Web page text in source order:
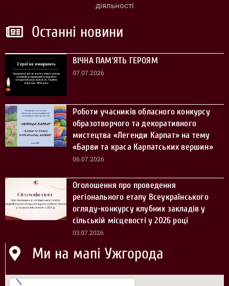
діяльності
Останні новини
ВІЧНА ПАМ’ЯТЬ ГЕРОЯМ
07.07.2026
Роботи учасників обласного конкурсу
образотворчого та декоративного
мистецтва «Легенди Карпат» на тему
«Барви та краса Карпатських вершин»
06.07.2026
Оголошення про проведення
регіонального етапу Всеукраїнського
огляду-конкурсу клубних закладів у
сільській місцевості у 2026 році
03.07.2026
Ми на мапі Ужгорода